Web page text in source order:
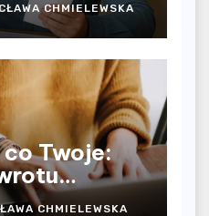
CHMIELEWSKA
Twoje:
CHMIELEWSKA